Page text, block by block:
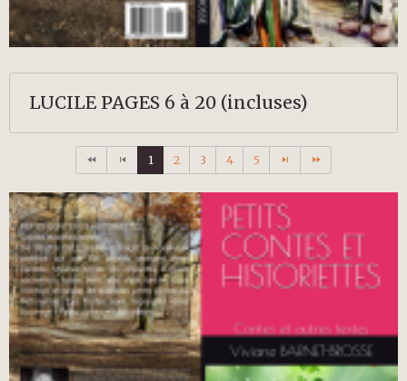
LUCILE PAGES 6 à 20 (incluses)
1 2 3 4 5